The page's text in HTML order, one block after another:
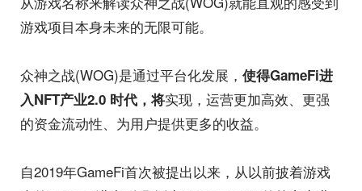
游戏项目本身未来的无限可能。
众神之战(WOG)是通过平台化发展， 使得GameFi进
入NFT产业2.0 时代，将实现，运营更加高效、更强
的资金流动性、为用户提供更多的收益。
自2019年GameFi首次被提出以来，从以前披着游戏